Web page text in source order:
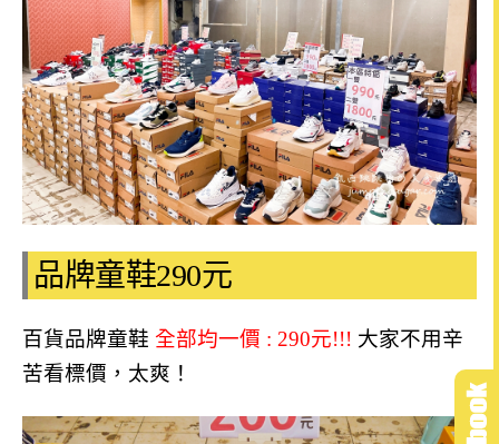
品牌童鞋290元
百貨品牌童鞋 全部均一價 : 290元!!! 大家不用辛
苦看標價，太爽 ！